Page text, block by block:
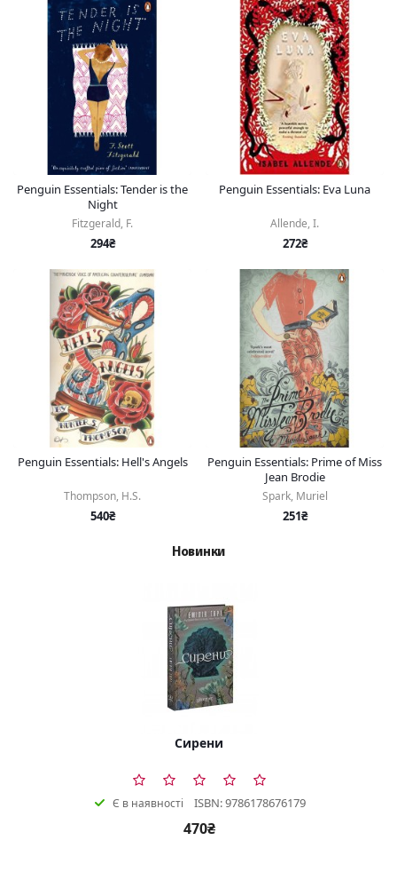
Penguin Essentials: Tender is the
Night
Fitzgerald, F.
294₴
Penguin Essentials: Eva Luna
Allende, I.
272₴
Penguin Essentials: Hell's Angels
Thompson, H.S.
540₴
Penguin Essentials: Prime of Miss
Jean Brodie
Spark, Muriel
251₴
Новинки
Сирени
Є в наявності ISBN: 9786178676179
470₴